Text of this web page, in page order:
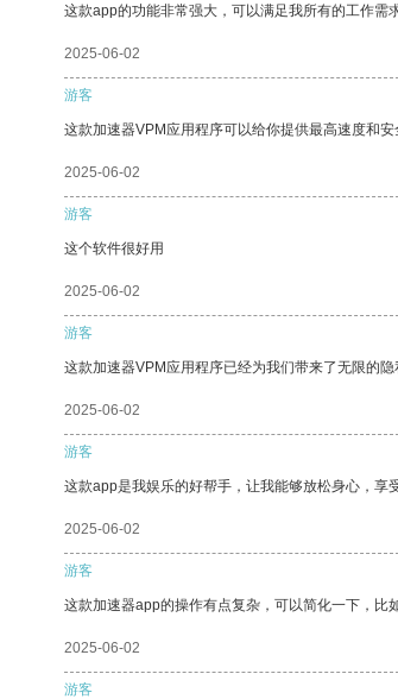
这款app的功能非常强大，可以满足我所有的工作需
2025-06-02
游客
这款加速器VPM应用程序可以给你提供最高速度和
2025-06-02
游客
这个软件很好用
2025-06-02
游客
这款加速器VPM应用程序已经为我们带来了无限的隐
2025-06-02
游客
这款app是我娱乐的好帮手，让我能够放松身心，享
2025-06-02
游客
这款加速器app的操作有点复杂，可以简化一下，比
2025-06-02
游客